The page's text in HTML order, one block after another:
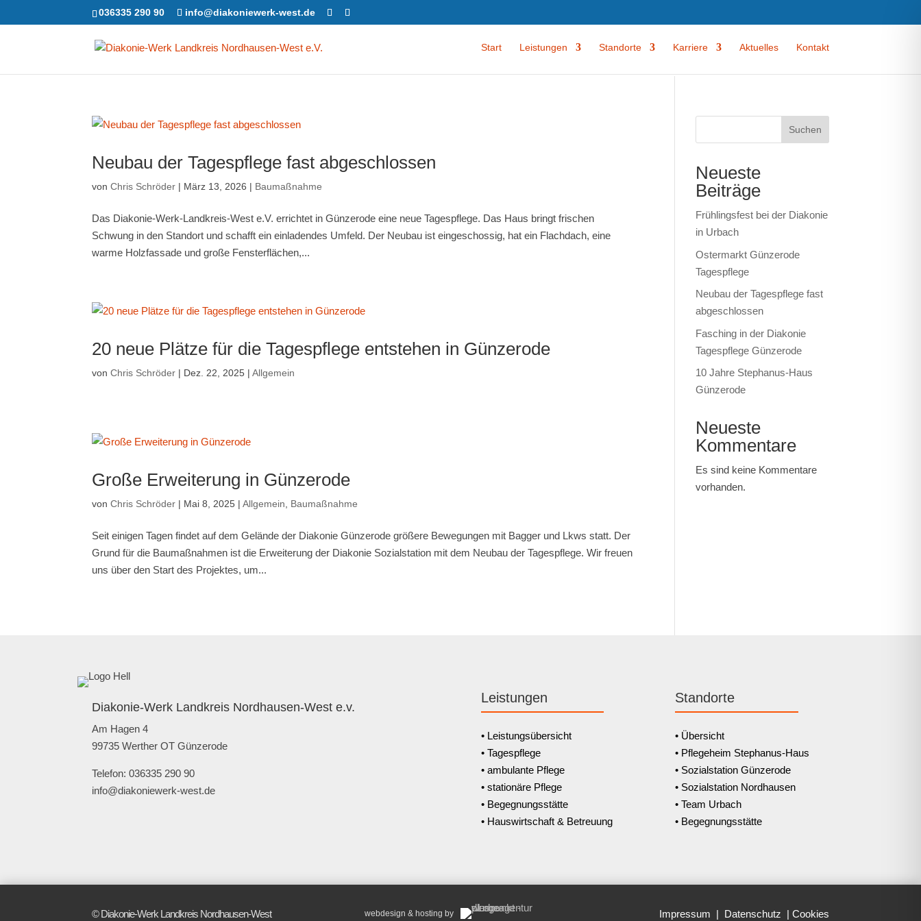
036335 290 90 info@diakoniewerk-west.de
Start Leistungen Standorte Karriere Aktuelles Kontakt
Neubau der Tagespflege fast abgeschlossen
vonChris Schröder | März 13, 2026 | Baumaßnahme
Das Diakonie-Werk-Landkreis-West e.V. errichtet in Günzerode eine neue Tagespflege. Das Haus bringt frischen
Schwung in den Standort und schafft ein einladendes Umfeld. Der Neubau ist eingeschossig, hat ein Flachdach, eine
warme Holzfassade und große Fensterflächen,...
20 neue Plätze für die Tagespflege entstehen in Günzerode
vonChris Schröder | Dez. 22, 2025 |Allgemein
Große Erweiterung in Günzerode
vonChris Schröder | Mai 8, 2025 |Allgemein Baumaßnahme
Seit einigen Tagen findet auf dem Gelände der Diakonie Günzerode größere Bewegungen mit Bagger und Lkws statt. Der
Grund für die Baumaßnahmen ist die Erweiterung der Diakonie Sozialstation mit dem Neubau der Tagespflege. Wir freuen
uns über den Start des Projektes, um...
Suchen
Neueste
Beiträge
Frühlingsfest bei der Diakonie
in Urbach
Ostermarkt Günzerode
Tagespflege
Neubau der Tagespflege fast
abgeschlossen
Fasching in der Diakonie
Tagespflege Günzerode
10 Jahre Stephanus-Haus
Günzerode
Neueste
Kommentare
Es sind keine Kommentare
vorhanden.
Diakonie-Werk Landkreis Nordhausen-West e.v.
Am Hagen 4
99735 Werther OT Günzerode
Telefon: 036335 290 90
info@diakoniewerk-west.de
Leistungen
• Leistungsübersicht
• Tagespflege
• ambulante Pflege
• stationäre Pflege
• Begegnungsstätte
• Hauswirtschaft & Betreuung
Standorte
• Übersicht
• Pflegeheim Stephanus-Haus
• Sozialstation Günzerode
• Sozialstation Nordhausen
• Team Urbach
• Begegnungsstätte
© Diakonie-Werk Landkreis Nordhausen-West webdesign & hosting by Impressum | Datenschutz | Cookies